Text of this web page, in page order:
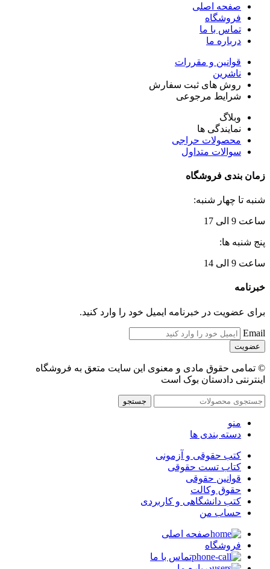
صفحه اصلی
فروشگاه
تماس با ما
درباره ما
قوانین و مقررات
ناشرین
روش های ثبت سفارش
شرایط مرجوعی
وبلاگ
نمایندگی ها
محصولات حراجی
سوالات متداول
زمان بندی فروشگاه
شنبه تا چهار شنبه:
ساعت 9 الی 17
پنج شنبه ها:
ساعت 9 الی 14
خبرنامه
برای عضویت در خبرنامه ایمیل خود را وارد کنید.
Email
© تمامی حقوق مادی و معنوی این سایت متعق به فروشگاه
اینترنتی دادستان بوک است
جستجو
منو
دسته بندی ها
کتب حقوقی و آزمونی
کتاب تست حقوقی
قوانین حقوقی
حقوق وکالت
کتب دانشگاهی و کاربردی
حساب من
صفحه اصلی
فروشگاه
تماس با ما